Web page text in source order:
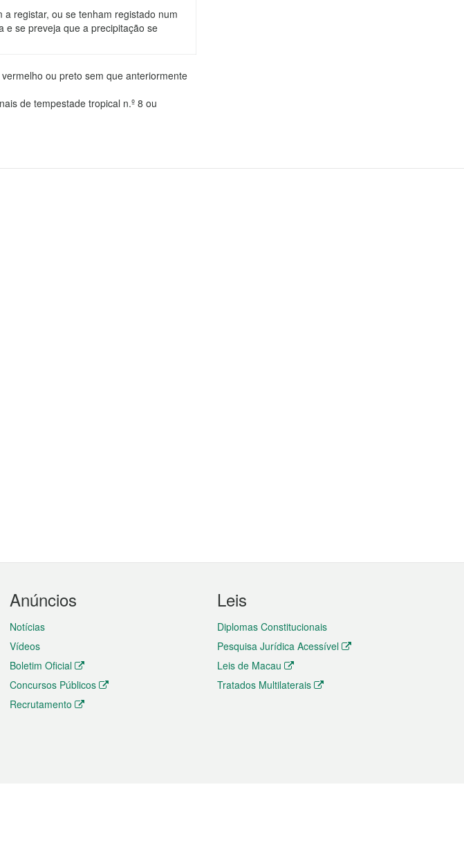
registar, ou se tenham registado num
e se preveja que a precipitação se
ou preto sem que anteriormente
de tempestade tropical n.º 8 ou
Anúncios
Notícias
Vídeos
Boletim Oficial
Concursos Públicos
Recrutamento
Leis
Diplomas Constitucionais
Pesquisa Jurídica Acessível
Leis de Macau
Tratados Multilaterais